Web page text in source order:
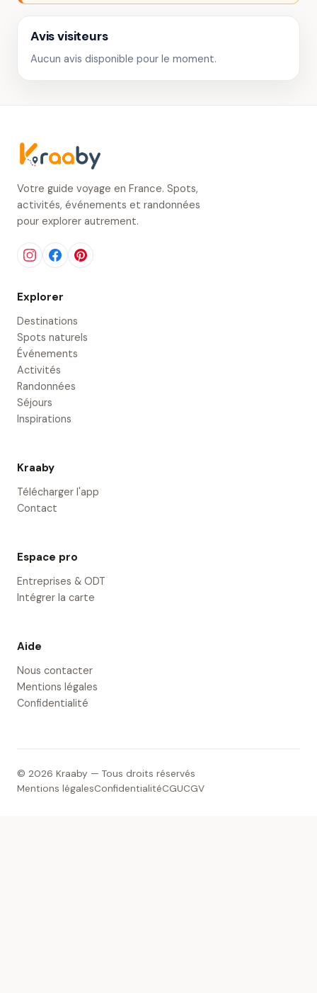
Avis visiteurs
Aucun avis disponible pour le moment.
Votre guide voyage en France. Spots,
activités, événements et randonnées
pour explorer autrement.
Explorer
Destinations
Spots naturels
Événements
Activités
Randonnées
Séjours
Inspirations
Kraaby
Télécharger l'app
Contact
Espace pro
Entreprises & ODT
Intégrer la carte
Aide
Nous contacter
Mentions légales
Confidentialité
© 2026 Kraaby — Tous droits réservés
Mentions légalesConfidentialitéCGUCGV